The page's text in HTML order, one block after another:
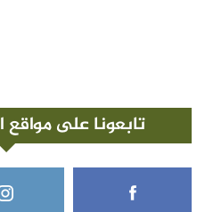
تابعونا على مواقع